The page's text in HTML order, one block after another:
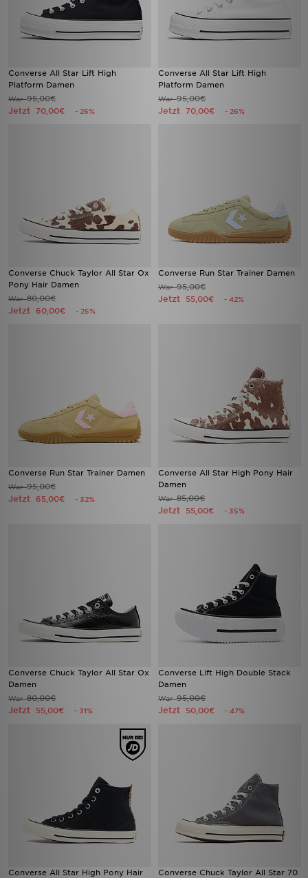
Converse All Star Lift High
Platform Damen
War95,00€
Jetzt 70,00€ - 26%
Converse All Star Lift High
Platform Damen
War95,00€
Jetzt 70,00€ - 26%
Converse Chuck Taylor All Star Ox
Pony Hair Damen
War80,00€
Jetzt 60,00€ - 25%
Converse Run Star Trainer Damen
War95,00€
Jetzt 55,00€ - 42%
Converse Run Star Trainer Damen
War95,00€
Jetzt 65,00€ - 32%
Converse All Star High Pony Hair
Damen
War85,00€
Jetzt 55,00€ - 35%
Converse Chuck Taylor All Star Ox
Damen
War80,00€
Jetzt 55,00€ - 31%
Converse Lift High Double Stack
Damen
War95,00€
Jetzt 50,00€ - 47%
Converse All Star High Pony Hair
Converse Chuck Taylor All Star 70